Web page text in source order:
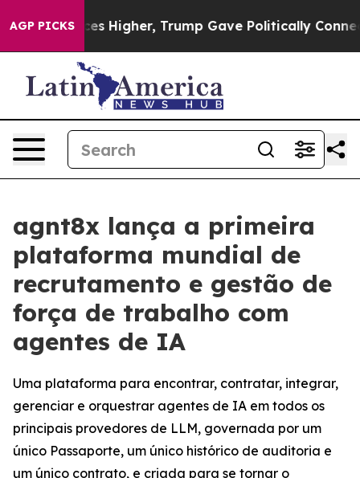
AGP PICKS
Prices Higher, Trump Gave Politically
agnt8x lança a primeira
plataforma mundial de
recrutamento e gestão de
força de trabalho com
agentes de IA
Uma plataforma para encontrar, contratar, integrar,
gerenciar e orquestrar agentes de IA em todos os
principais provedores de LLM, governada por um
único Passaporte, um único histórico de auditoria e
um único contrato, e criada para se tornar o